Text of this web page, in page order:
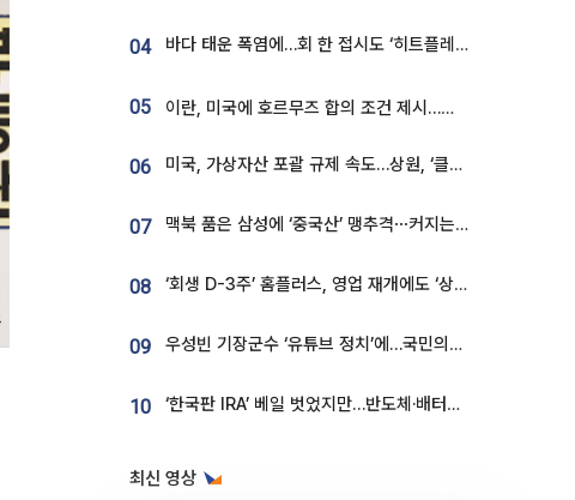
04 바다 태운 폭염에…회 한 접시도 ‘히트플레이션’
05 이란, 미국에 호르무즈 합의 조건 제시…美 “경기 아직 안 끝나” [종합]
06 미국, 가상자산 포괄 규제 속도…상원, ‘클래리티법’ 9월 절차투표 추진
07 맥북 품은 삼성에 ‘중국산’ 맹추격⋯커지는 노트북 OLED 시장
08 ‘회생 D-3주’ 홈플러스, 영업 재개에도 ‘상품 공급망’ 복구가 생존 관건
09 우성빈 기장군수 ‘유튜브 정치’에…국민의힘 군의원들 집단 반발
10 ‘한국판 IRA’ 베일 벗었지만…반도체·배터리 업계 “시행령이 관건”
최신 영상